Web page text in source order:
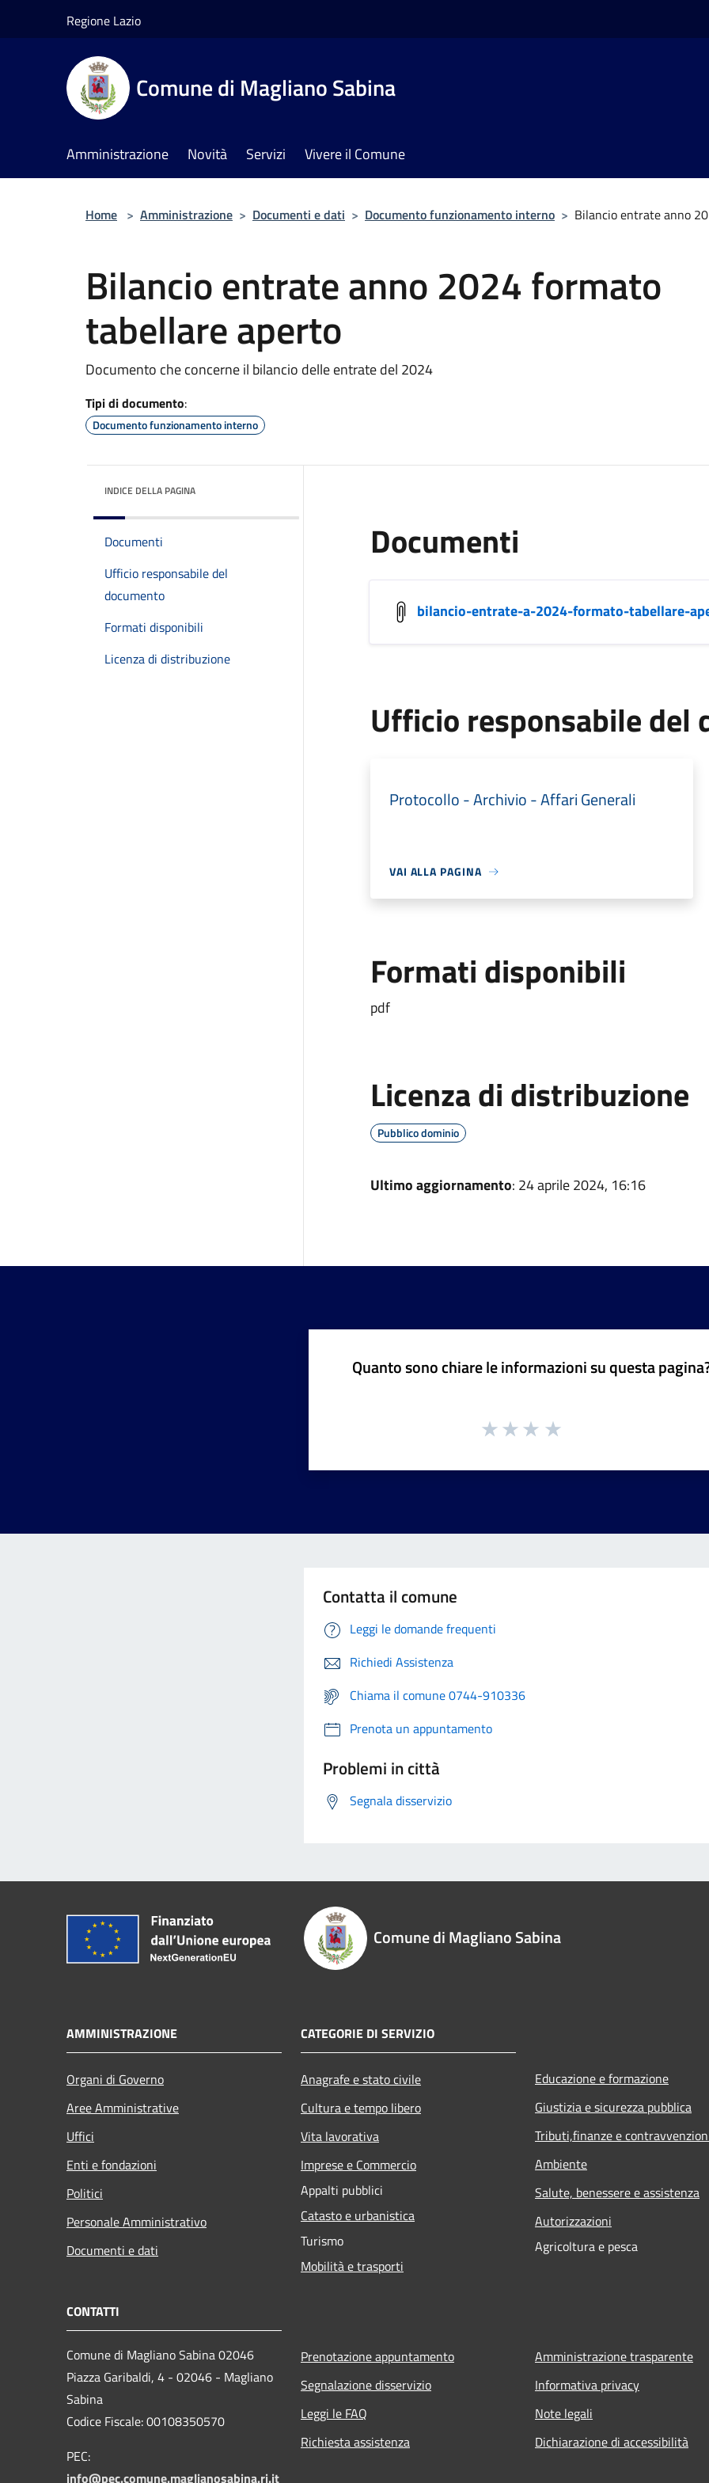
Regione Lazio
Comune di Magliano Sabina
Amministrazione Novità Servizi Vivere il Comune
Home > Amministrazione > Documenti e dati > Documento funzionamento interno > Bilancio entrate anno
Bilancio entrate anno 2024 formato
tabellare aperto
Documento che concerne il bilancio delle entrate del 2024
Tipi di documento:
Documento funzionamento interno
INDICE DELLA PAGINA
Documenti
Ufficio responsabile del
documento
Formati disponibili
Licenza di distribuzione
Documenti
bilancio-entrate-a-2024-formato-tabellare-
Ufficio responsabile del
Protocollo - Archivio - Affari Generali
VAI ALLA PAGINA
Formati disponibili
pdf
Licenza di distribuzione
Pubblico dominio
Ultimo aggiornamento: 24 aprile 2024, 16:16
Quanto sono chiare le informazioni su questa
Contatta il comune
Leggi le domande frequenti
Richiedi Assistenza
Chiama il comune 0744-910336
Prenota un appuntamento
Problemi in città
Segnala disservizio
Comune di Magliano Sabina
AMMINISTRAZIONE
Organi di Governo
Aree Amministrative
Uffici
Enti e fondazioni
Politici
Personale Amministrativo
Documenti e dati
CATEGORIE DI SERVIZIO
Anagrafe e stato civile
Cultura e tempo libero
Vita lavorativa
Imprese e Commercio
Appalti pubblici
Catasto e urbanistica
Turismo
Mobilità e trasporti
Educazione e formazione
Giustizia e sicurezza pubblica
Tributi,finanze e
Ambiente
Salute, benessere e assistenza
Autorizzazioni
Agricoltura e pesca
CONTATTI
Comune di Magliano Sabina 02046
Piazza Garibaldi, 4 - 02046 - Magliano
Sabina
Codice Fiscale: 00108350570
PEC:
info@pec.comune.maglianosabina.ri.it
Prenotazione appuntamento
Segnalazione disservizio
Leggi le FAQ
Richiesta assistenza
Amministrazione trasparente
Informativa privacy
Note legali
Dichiarazione di accessibilità